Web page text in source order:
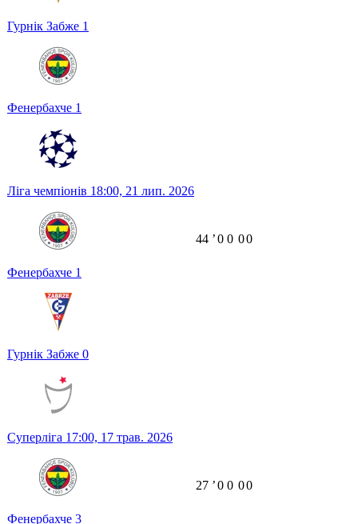
Гурнік Забже 1
Фенербахче 1
Ліга чемпіонів 18:00, 21 лип. 2026
Фенербахче 1
Гурнік Забже 0
44 ʼ0 0 00
Суперліга 17:00, 17 трав. 2026
Фенербахче 3
27 ʼ0 0 00